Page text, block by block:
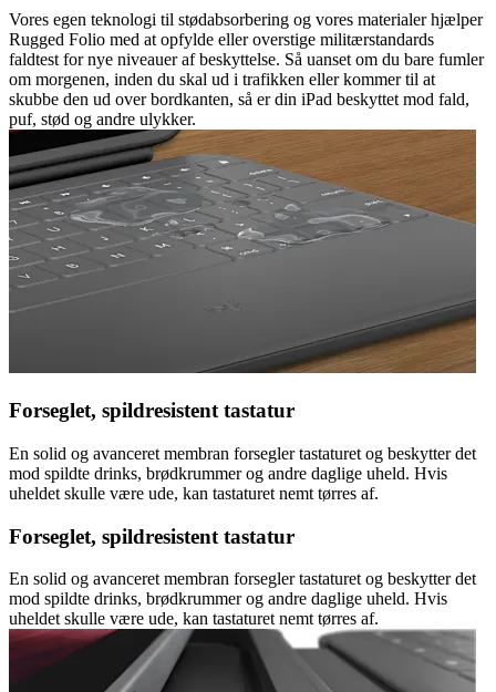
Vores egen teknologi til stødabsorbering og vores materialer hjælper
Rugged Folio med at opfylde eller overstige militærstandards
faldtest for nye niveauer af beskyttelse. Så uanset om du bare fumler
om morgenen, inden du skal ud i trafikken eller kommer til at
skubbe den ud over bordkanten, så er din iPad beskyttet mod fald,
puf, stød og andre ulykker.
Forseglet, spildresistent tastatur
En solid og avanceret membran forsegler tastaturet og beskytter det
mod spildte drinks, brødkrummer og andre daglige uheld. Hvis
uheldet skulle være ude, kan tastaturet nemt tørres af.
Forseglet, spildresistent tastatur
En solid og avanceret membran forsegler tastaturet og beskytter det
mod spildte drinks, brødkrummer og andre daglige uheld. Hvis
uheldet skulle være ude, kan tastaturet nemt tørres af.